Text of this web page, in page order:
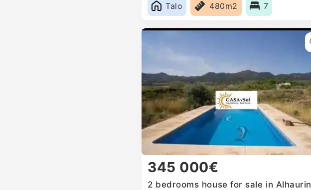
Talo
480m2 7
345 000€
2 bedrooms house for sale in Alhaurin